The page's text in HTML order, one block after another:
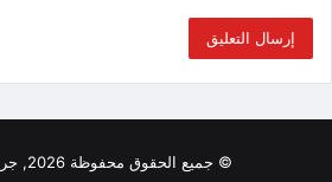
© جميع الحقوق محفوظة 2026, جريدة كلمة العرب